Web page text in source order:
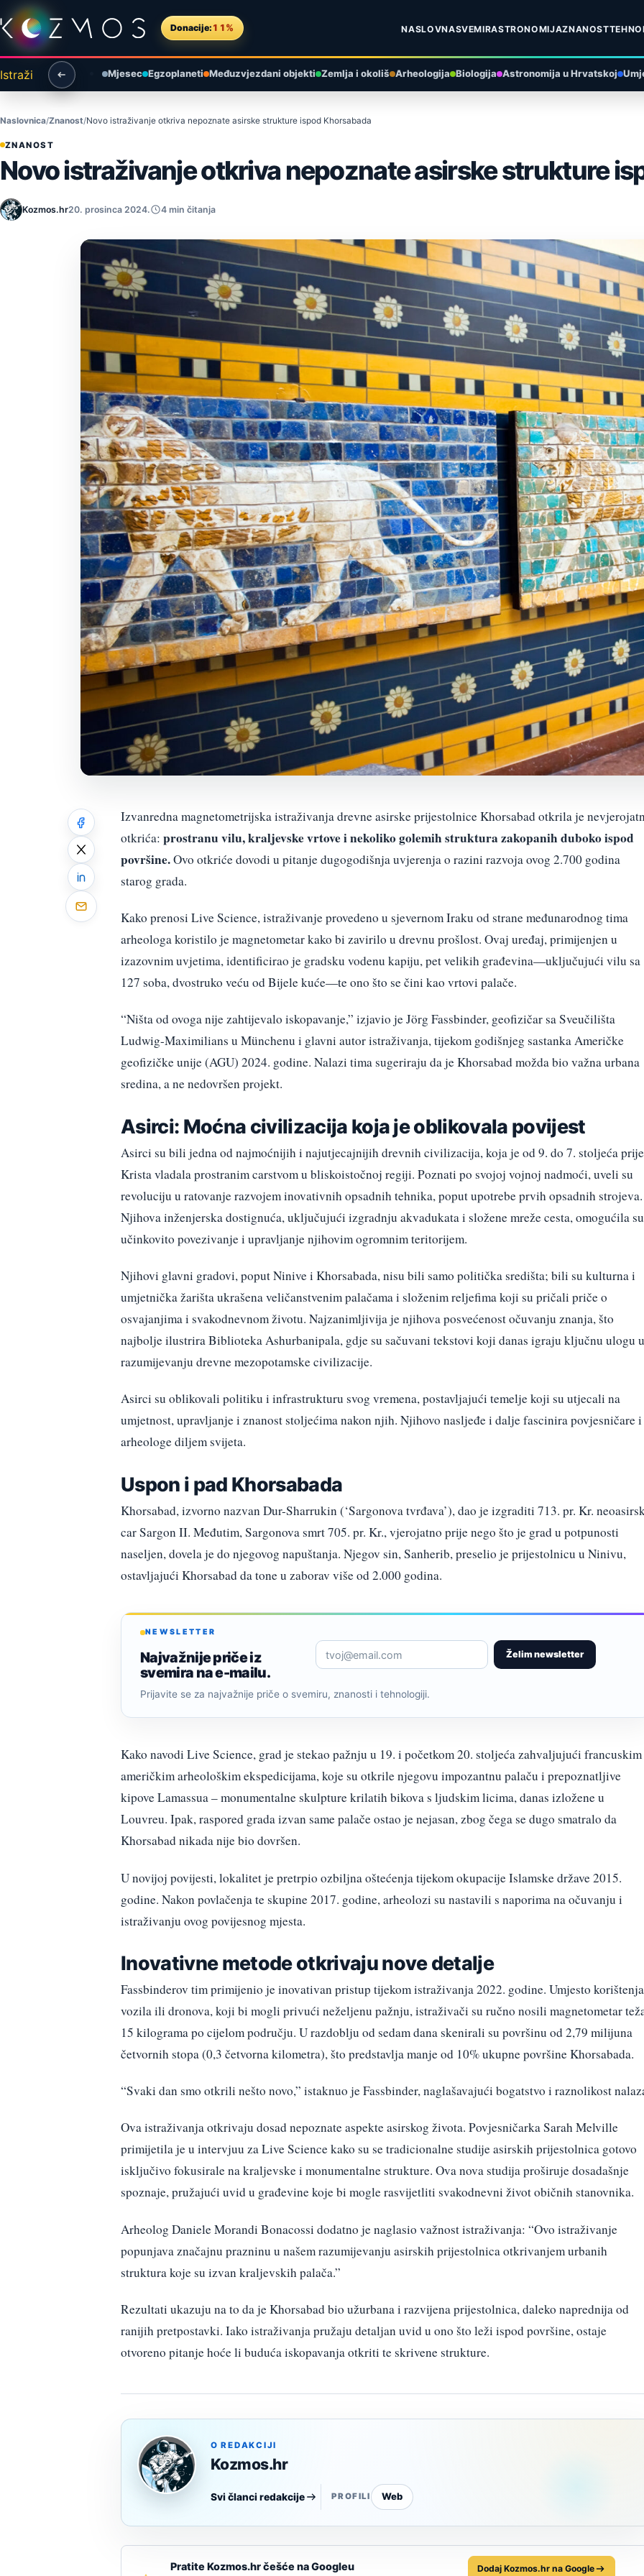
Preskoči na sadržaj
Donacije: 11% NASLOVNASVEMIRASTRONOMIJAZNANOST
Istraži Mjesec Egzoplaneti Međuzvjezdani objekti Zemlja i okoliš Arheologija Biologija Astronomija u Hrvatskoj
Naslovnica Znanost Novo istraživanje otkriva nepoznate asirske strukture ispod Khorsabada
ZNANOST
Novo istraživanje otkriva nepoznate asirske strukture
Kozmos.hr20. prosinca 2024. 4 min čitanja
Izvanredna magnetometrijska istraživanja drevne asirske prijestolnice Khorsabad otkrila je
otkrića: prostranu vilu, kraljevske vrtove i nekoliko golemih struktura zakopanih duboko ispod
površine.Ovo otkriće dovodi u pitanje dugogodišnja uvjerenja o razini razvoja ovog 2.700 godina
starog grada.
Kako prenosi Live Science, istraživanje provedeno u sjevernom Iraku od strane međunarodnog tima
arheologa koristilo je magnetometar kako bi zavirilo u drevnu prošlost. Ovaj uređaj, primijenjen u
izazovnim uvjetima, identificirao je gradsku vodenu kapiju, pet velikih građevina—uključujući vilu sa
127 soba, dvostruko veću od Bijele kuće—te ono što se čini kao vrtovi palače.
“Ništa od ovoga nije zahtijevalo iskopavanje,” izjavio je Jörg Fassbinder, geofizičar sa Sveučilišta
Ludwig-Maximilians u Münchenu i glavni autor istraživanja, tijekom godišnjeg sastanka Američke
geofizičke unije (AGU) 2024. godine. Nalazi tima sugeriraju da je Khorsabad možda bio važna urbana
sredina, a ne nedovršen projekt.
Asirci: Moćna civilizacija koja je oblikovala povijest
Asirci su bili jedna od najmoćnijih i najutjecajnijih drevnih civilizacija, koja je od 9. do 7. stoljeća prije
Krista vladala prostranim carstvom u bliskoistočnoj regiji. Poznati po svojoj vojnoj nadmoći, uveli su
revoluciju u ratovanje razvojem inovativnih opsadnih tehnika, poput upotrebe prvih opsadnih strojeva.
Njihova inženjerska dostignuća, uključujući izgradnju akvadukata i složene mreže cesta, omogućila su
učinkovito povezivanje i upravljanje njihovim ogromnim teritorijem.
Njihovi glavni gradovi, poput Ninive i Khorsabada, nisu bili samo politička središta; bili su kulturna i
umjetnička žarišta ukrašena veličanstvenim palačama i složenim reljefima koji su pričali priče o
osvajanjima i svakodnevnom životu. Najzanimljivija je njihova posvećenost očuvanju znanja, što
najbolje ilustrira Biblioteka Ashurbanipala, gdje su sačuvani tekstovi koji danas igraju ključnu ulogu u
razumijevanju drevne mezopotamske civilizacije.
Asirci su oblikovali politiku i infrastrukturu svog vremena, postavljajući temelje koji su utjecali na
umjetnost, upravljanje i znanost stoljećima nakon njih. Njihovo nasljeđe i dalje fascinira povjesničare i
arheologe diljem svijeta.
Uspon i pad Khorsabada
Khorsabad, izvorno nazvan Dur-Sharrukin (‘Sargonova tvrđava’), dao je izgraditi 713. pr. Kr.
car Sargon II. Međutim, Sargonova smrt 705. pr. Kr., vjerojatno prije nego što je grad u potpunosti
naseljen, dovela je do njegovog napuštanja. Njegov sin, Sanherib, preselio je prijestolnicu u Ninivu,
ostavljajući Khorsabad da tone u zaborav više od 2.000 godina.
NEWSLETTER
Najvažnije priče iz
svemira na e-mailu.
Želim newsletter
Prijavite se za najvažnije priče o svemiru, znanosti i tehnologiji.
Kako navodi Live Science, grad je stekao pažnju u 19. i početkom 20. stoljeća zahvaljujući
američkim arheološkim ekspedicijama, koje su otkrile njegovu impozantnu palaču i prepoznatljive
kipove Lamassua – monumentalne skulpture krilatih bikova s ljudskim licima, danas izložene u
Louvreu. Ipak, raspored grada izvan same palače ostao je nejasan, zbog čega se dugo smatralo da
Khorsabad nikada nije bio dovršen.
U novijoj povijesti, lokalitet je pretrpio ozbiljna oštećenja tijekom okupacije Islamske države 2015.
godine. Nakon povlačenja te skupine 2017. godine, arheolozi su nastavili s naporima na očuvanju i
istraživanju ovog povijesnog mjesta.
Inovativne metode otkrivaju nove detalje
Fassbinderov tim primijenio je inovativan pristup tijekom istraživanja 2022. godine. Umjesto korištenja
vozila ili dronova, koji bi mogli privući neželjenu pažnju, istraživači su ručno nosili magnetometar
15 kilograma po cijelom području. U razdoblju od sedam dana skenirali su površinu od 2,79 milijuna
četvornih stopa (0,3 četvorna kilometra), što predstavlja manje od 10% ukupne površine Khorsabada.
“Svaki dan smo otkrili nešto novo,” istaknuo je Fassbinder, naglašavajući bogatstvo i raznolikost
Ova istraživanja otkrivaju dosad nepoznate aspekte asirskog života. Povjesničarka Sarah Melville
primijetila je u intervjuu za Live Science kako su se tradicionalne studije asirskih prijestolnica gotovo
isključivo fokusirale na kraljevske i monumentalne strukture. Ova nova studija proširuje dosadašnje
spoznaje, pružajući uvid u građevine koje bi mogle rasvijetliti svakodnevni život običnih stanovnika.
Arheolog Daniele Morandi Bonacossi dodatno je naglasio važnost istraživanja: “Ovo istraživanje
popunjava značajnu prazninu u našem razumijevanju asirskih prijestolnica otkrivanjem urbanih
struktura koje su izvan kraljevskih palača.”
Rezultati ukazuju na to da je Khorsabad bio užurbana i razvijena prijestolnica, daleko naprednija od
ranijih pretpostavki. Iako istraživanja pružaju detaljan uvid u ono što leži ispod površine, ostaje
otvoreno pitanje hoće li buduća iskopavanja otkriti te skrivene strukture.
O REDAKCIJI
Kozmos.hr
Svi članci redakcije PROFILI Web
Pratite Kozmos.hr češće na Googleu Dodaj Kozmos.hr na Google